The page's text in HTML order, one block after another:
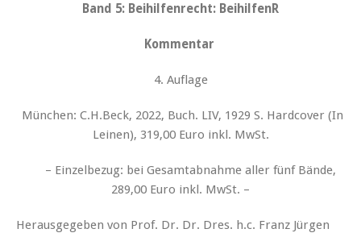
Band 5: Beihilfenrecht: BeihilfenR
Kommentar
4. Auflage
München: C.H.Beck, 2022, Buch. LIV, 1929 S. Hardcover (In
Leinen), 319,00 Euro inkl. MwSt.
– Einzelbezug: bei Gesamtabnahme aller fünf Bände,
289,00 Euro inkl. MwSt. –
Herausgegeben von Prof. Dr. Dr. Dres. h.c. Franz Jürgen